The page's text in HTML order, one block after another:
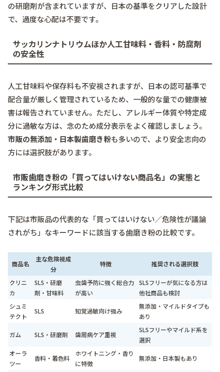
の研磨剤が含まれていますが、日本の基準をクリアした設計
で、過度な心配は不要です。
サッカリンナトリウムほか人工甘味料・香料・防腐剤
の安全性
人工甘味料や保存料も不安視されますが、日本の認可基準で
配合量が厳しく管理されているため、一般的な量での健康被
害は報告されていません。ただし、アレルギー体質や特定成
分に過敏な方は、念のため成分表示をよく確認しましょう。
市販の無添加・日本製歯磨き粉も多いので、より安全志向の
方には選択肢があります。
市販歯磨き粉の「買ってはいけない商品名」の実態と
ランキング形式比較
下記は市販品の代表的な「買ってはいけない／危険性が議論
されがち」なキーワードに該当する歯磨き粉の比較です。
商品名
主な危険視成
分
特徴 推奨される選択肢
クリニ
カ
SLS・研磨
剤・甘味料
虫歯予防に強く総合力
が高い
SLSフリーが気になる方は
他社商品も検討
シュミ
テクト
SLS 知覚過敏向け強み
無添加・マイルドタイプも
あり
ガム SLS・研磨剤 歯周病ケア重視
SLSフリーやマイルド系を
選択
オーラ
ツー
香料・着色料
ホワイトニング・香り
に特徴
無添加・日本製もあり